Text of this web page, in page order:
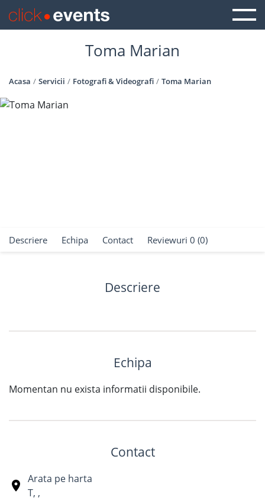
Toma Marian
Acasa Servicii Fotografi & Videografi Toma Marian
Descriere Echipa Contact Reviewuri 0 (0)
Descriere
Echipa
Momentan nu exista informatii disponibile.
Contact
Arata pe harta
T, ,